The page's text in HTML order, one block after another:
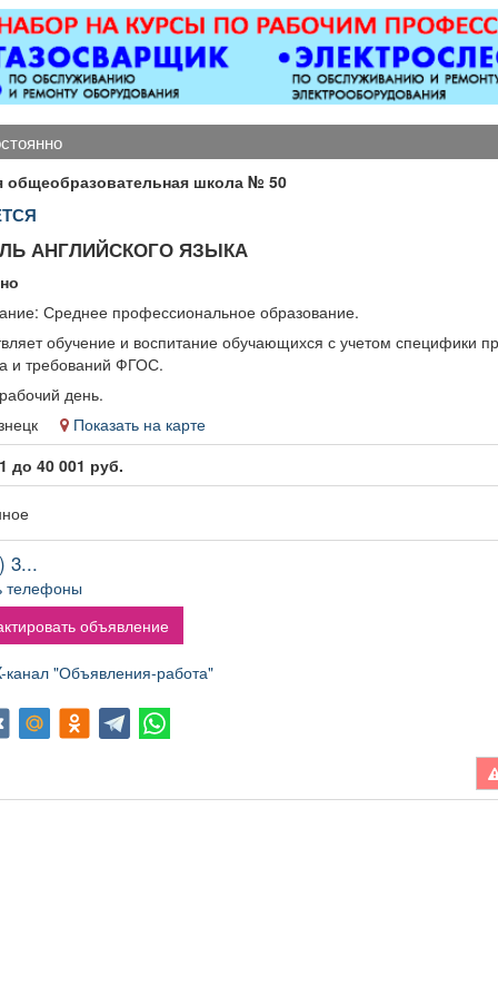
магнитол,
руля,
и многого
другого. Быстро,
недорого!
определяется
после осмотра
откатные ворота; все
виды сварочных работ;
металлоконструкции;
бетонные работы
любой сложности.
Пенсионерам скидка
общеобразовательная школа № 50
АНГЛИЙСКОГО ЯЗЫКА
Среднее профессиональное образование.
обучение и воспитание обучающихся с учетом специфики
и требований ФГОС.
день.
Показать на карте
до 40 001 руб.
3...
телефоны
объявление
канал "Объявления-работа"